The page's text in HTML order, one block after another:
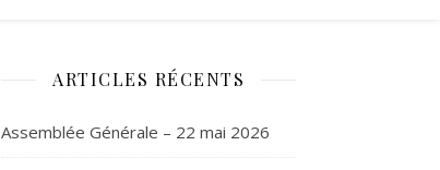
ARTICLES RÉCENTS
Assemblée Générale – 22 mai 2026